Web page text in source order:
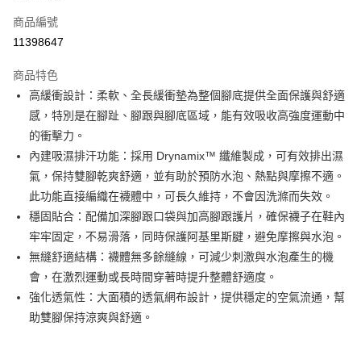
Apple Pay
悠遊付
Google Pay
全盈+PAY
AFTEE先享後付
相關說明
【關於「AFTEE先享後付」】
AFTEE先享後付是「在收到商品之後才付款」的支付方式。 讓您購物簡單
便利好安心！
１．簡單：不需註冊會員、不需綁卡、不需儲值。
３．安心：先確認商品／服務後，再付款。
【「AFTEE先享後付」結帳流程】
１．於結帳方式選擇「AFTEE先享後付」後，將跳轉至「AFTEE先享後付」
ATM付款
運送方式
每筆NT$70，滿NT$5,000(含以上)免運費
商品編號
11398647
商品特色
高緩衝設計：柔軟、全長緩衝墊為整個腳底提供全面保護與舒適
感，特別是在腳趾、腳跟與腳底區域，能有效吸收高強度運動中
的衝擊力。
內建吸濕排汗功能：採用 Drynamix™ 纖維製成，可有效排出濕
氣，保持雙腳乾爽舒適，並有助於預防水泡、熱點與摩擦不適。
此功能直接編織在襪體中，可長久維持，不會因洗滌而失效。
穩固貼合：配備加深腳跟口袋與加高腳跟護片，確保襪子在鞋內
牢牢固定，不易滑落，同時保護阿基里斯腱，避免摩擦與水泡。
無縫舒適結構：襪體無多餘縫線，可減少刺激與水泡產生的機
會，在激烈運動或長時間穿著時提升整體舒適度。
強化透氣性：大面積的透氣網布設計，提供穩定的空氣流通，幫
助雙腳保持涼爽與舒適。